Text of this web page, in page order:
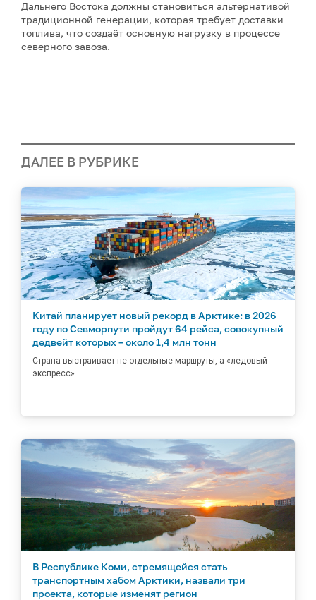
Дальнего Востока должны становиться альтернативой
традиционной генерации, которая требует доставки
топлива, что создаёт основную нагрузку в процессе
северного завоза.
ДАЛЕЕ В РУБРИКЕ
Китай планирует новый рекорд в Арктике: в 2026
году по Севморпути пройдут 64 рейса, совокупный
дедвейт которых – около 1,4 млн тонн
Страна выстраивает не отдельные маршруты, а «ледовый
экспресс»
В Республике Коми, стремящейся стать
транспортным хабом Арктики, назвали три
проекта, которые изменят регион